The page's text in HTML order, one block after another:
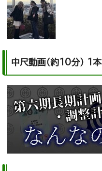
中尺動画（約10分） 1本